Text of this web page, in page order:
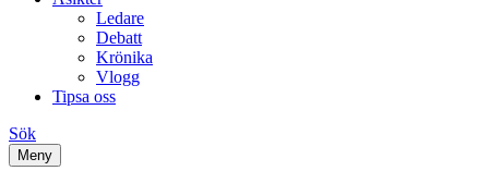
Ledare
Debatt
Krönika
Vlogg
Tipsa oss
Sök
Meny